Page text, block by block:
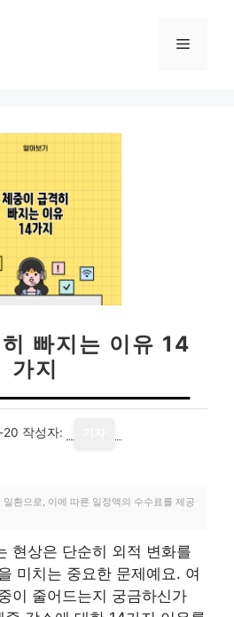
메
빠지는 이유 14
가지
20 작성자:
환으로, 이에 따른 일정액의 수수료를 제공
현상은 단순히 외적 변화를
미치는 중요한 문제예요. 여
이 줄어드는지 궁금하신가